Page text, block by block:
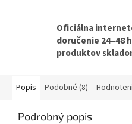
Oficiálna
doručenie 24–48
produktov
Popis Podobné (8)
Podrobný popis